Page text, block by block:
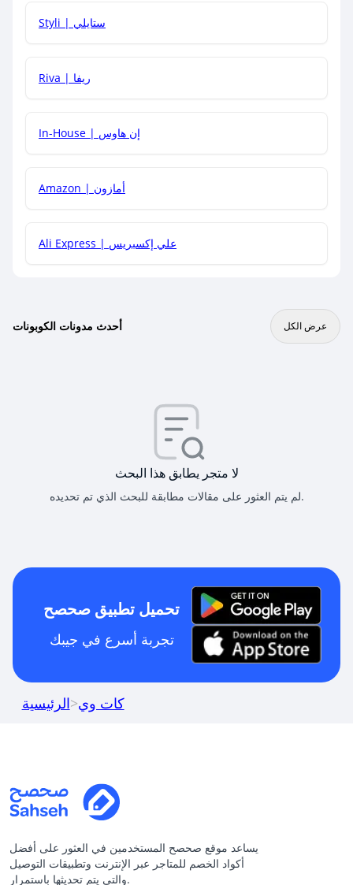
هل يمكنني جمع كود خصم مع العروض الأخرى؟
Styli | ستايلي
Riva | ريفا
In-House | إن هاوس
Amazon | أمازون
Ali Express | علي إكسبريس
أحدث مدونات الكوبونات عرض الكل
لا متجر يطابق هذا البحث
لم يتم العثور على مقالات مطابقة للبحث الذي تم تحديده.
تحميل تطبيق صحصح
تجربة أسرع في جيبك
الرئيسية>كات وي
يساعد موقع صحصح المستخدمين في العثور على أفضل
أكواد الخصم للمتاجر عبر الإنترنت وتطبيقات التوصيل
والتي يتم تحديثها باستمرار.